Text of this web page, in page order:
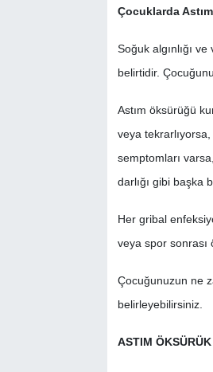
Çocuklarda
Soğuk algınlığı
belirtidir.
Astım öksürüğü
veya
semptomları
darlığı gibi başka
Her gribal
veya spor sonrası
Çocuğunuzun ne
belirleyebilirsiniz.
ASTIM